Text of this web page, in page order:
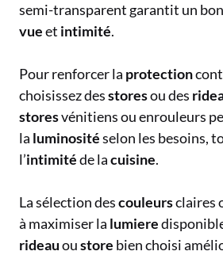
semi-transparent garantit un
vueet intimité.
Pour renforcer la protection
choisissez desstoresou des
storesvénitiens ou enrouleurs
la luminositéselon les besoins,
l’intimitéde lacuisine.
La sélection descouleursclaires
à maximiser la lumiere
rideauoustore bien choisi